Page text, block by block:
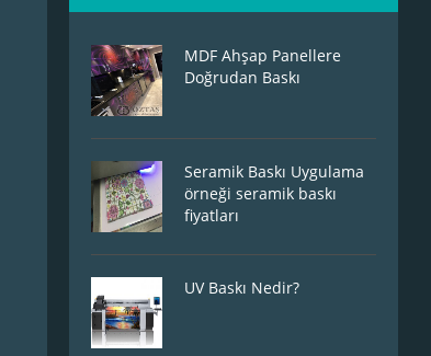
MDF Ahşap Panellere
Doğrudan Baskı
Seramik Baskı Uygulama
örneği seramik baskı
fiyatları
UV Baskı Nedir?